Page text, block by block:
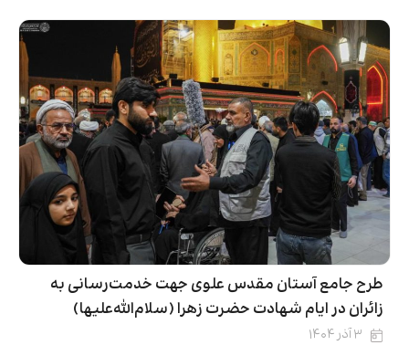
طرح جامع آستان مقدس علوی جهت خدمت‌رسانی به
زائران در ایام شهادت حضرت زهرا (سلام‌الله‌علیها)
۳ آذر ۱۴۰۴